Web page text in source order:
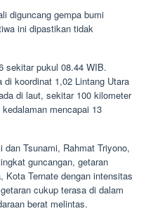
diguncang gempa bumi
ini dipastikan tidak
sekitar pukul 08.44 WIB.
di koordinat 1,02 Lintang Utara
di laut, sekitar 100 kilometer
mencapai 13
Tsunami, Rahmat Triyono,
guncangan, getaran
Kota Ternate dengan intensitas
cukup terasa di dalam
berat melintas.